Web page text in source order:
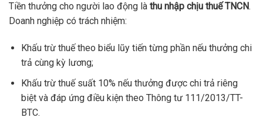
Tiền thưởng cho người lao động là thu nhập chịu thuế TNCN.
Doanh nghiệp có trách nhiệm:
Khấu trừ thuế theo biểu lũy tiến từng phần nếu thưởng chi
trả cùng kỳ lương;
Khấu trừ thuế suất 10% nếu thưởng được chi trả riêng
biệt và đáp ứng điều kiện theo Thông tư 111/2013/TT-
BTC.